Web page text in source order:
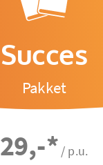
Succes
Pakket
29,-* / p.u.